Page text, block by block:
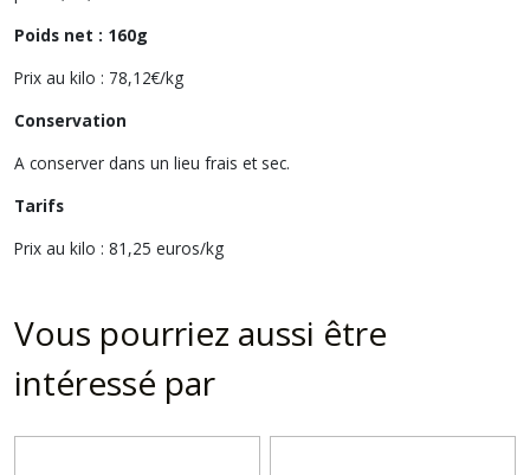
Poids net : 160g
Prix au kilo : 78,12€/kg
Conservation
A conserver dans un lieu frais et sec.
Tarifs
Prix au kilo : 81,25 euros/kg
Vous pourriez aussi être
intéressé par